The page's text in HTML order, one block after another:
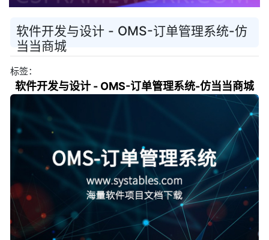
软件开发与设计 - OMS-订单管理系统-仿
当当商城
标签：
软件开发与设计 - OMS-订单管理系统-仿当当商城